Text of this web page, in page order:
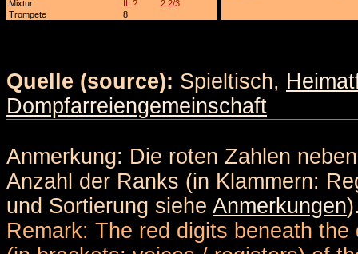
Mixtur
III ?
2 2/3
Trompete
8
Quelle (source): Spieltisch,
Dompfarreiengemeinschaft
Anmerkung: Die roten Zahlen
Anzahl der Ranks (in Klammern:
und Sortierung siehe Anmerkungen
Remark: The red digits beneath